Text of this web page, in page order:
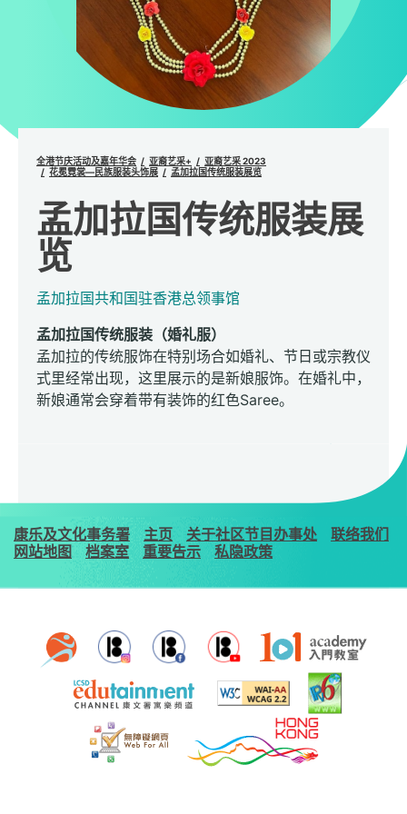
全港节庆活动及嘉年华会 亚裔艺采+
亚裔艺采 2023
花冕霓裳—民族服装头饰展
孟加拉国传统服装展览
孟加拉国传统服装展
览
孟加拉国共和国驻香港总领事馆
孟加拉国传统服装（婚礼服）
孟加拉的传统服饰在特别场合如婚礼、节日或宗教仪
式里经常出现，这里展示的是新娘服饰。在婚礼中，
新娘通常会穿着带有装饰的红色Saree。
康乐及文化事务署 主页 关于社区节目办事处
联络我们
网站地图
档案室 重要告示 私隐政策